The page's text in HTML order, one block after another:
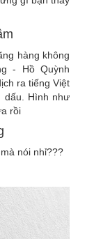
hàng không
- Hồ Quỳnh
ra tiếng Việt
dấu. Hình như
rồi
nói nhỉ???